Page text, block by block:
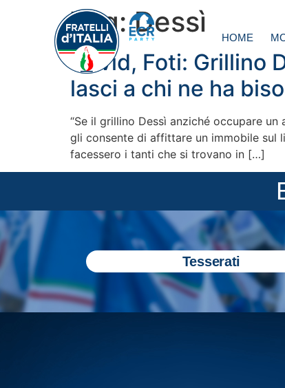
HOME
Tag:Dessì
Covid, Foti: Grillino
lasci a chi ne ha
“Se il grillino Dessì anziché occupare
gli consente di affittare un immobile sul
facessero i tanti che si trovano in […]
Tesserati